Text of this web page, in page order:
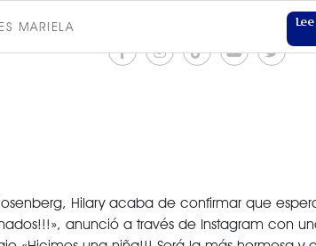
MARIELA
ESTILO
Hilary acaba de confirmar que
anunció a través de Instagram con